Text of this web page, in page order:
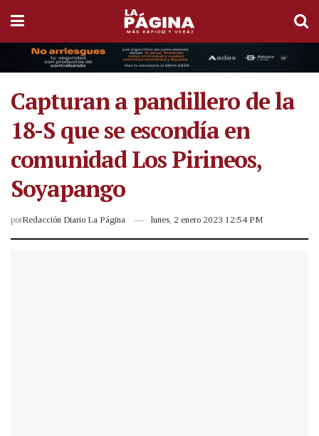
Capturan a pandillero de la
18-S que se escondía en
comunidad Los Pirineos,
Soyapango
porRedacción Diario La Página lunes, 2 enero 2023 12:54 PM